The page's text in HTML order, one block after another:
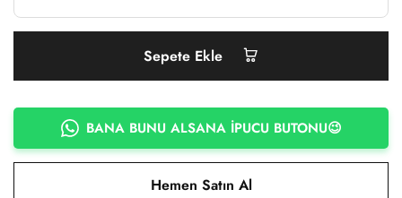
Sepete Ekle
BANA BUNU ALSANA İPUCU BUTONU😉
Hemen Satın Al